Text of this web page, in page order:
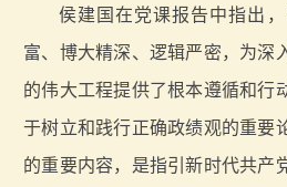
侯建国在党课报告中指出
富、博大精深、逻辑严密，为深
的伟大工程提供了根本遵循和行
于树立和践行正确政绩观的重要
的重要内容，是指引新时代共产